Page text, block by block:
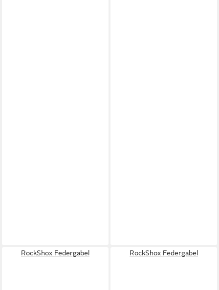
RockShox Federgabel RockShox Federgabel